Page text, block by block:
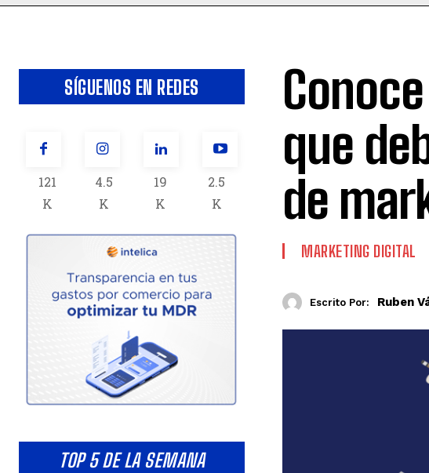
SÍGUENOS EN REDES
121
K
4.5
K
19
K
2.5
K
TOP 5 DE LA SEMANA
que
de
MARKETING DIGITAL
Escrito Por: Ruben